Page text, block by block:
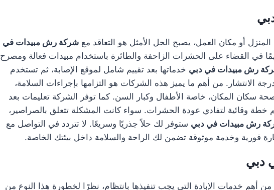
أو مكان العمل، يصبح الحل الأمثل هو التعاقد معشركة رش مبيدات في
في القضاء على الحشرات الزاحفة والطائرة باستخدام مبيدات فعالة ومصرح
رش مبيدات في دبي خدماتها بعد تقييم شامل لموقع الإصابة، ثم تستخدم
من أهم ما يميز هذه الشركات هو التزامها بإجراءات السلامة،
سكان المكان، خاصة الأطفال وكبار السن. كما توفر الشركة تعليمات بعد
خطة وقائية لتفادي عودة الحشرات. سواء كانت المشكلة تتعلق بالصراصير،
رش مبيدات في دبي ستوفر لك حلاً جذريًا وسريعًا. لا تتردد في التواصل مع
وخدمة موثوقة تضمن لك الراحة والسلامة داخل بيئتك الخاصة.
دبي
من أهم خدمات الإبادة التي يجب تنفيذها بانتظام، نظرًا لخطورة هذا النوع من